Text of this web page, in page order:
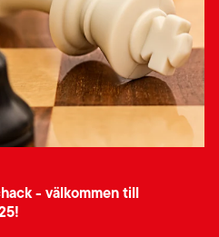
- välkommen till